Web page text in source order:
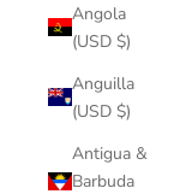
Angola
(USD $)
Anguilla
(USD $)
Antigua &
Barbuda